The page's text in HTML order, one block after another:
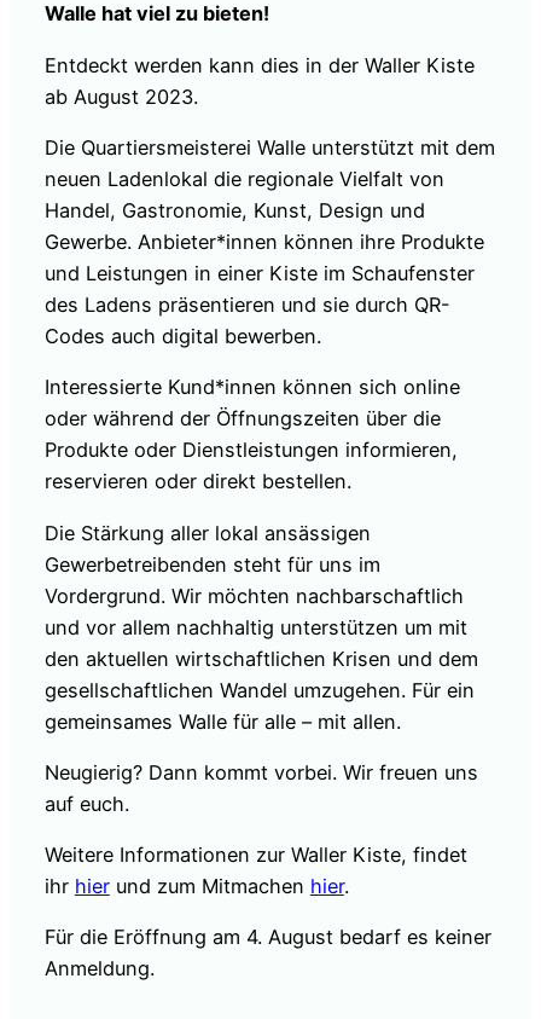
Walle hat viel zu bieten!
Entdeckt werden kann dies in der Waller Kiste
ab August 2023.
Die Quartiersmeisterei Walle unterstützt mit dem
neuen Ladenlokal dieregionale Vielfalt von
Handel, Gastronomie, Kunst, Design und
Gewerbe. Anbieter*innen können ihre Produkte
und Leistungen in einer Kisteim Schaufenster
des Ladens präsentieren und sie durch QR-
Codes auch digital bewerben.
Interessierte Kund*innen können sich online
oder während der Öffnungszeiten über die
Produkte oder Dienstleistungen informieren,
reservieren oderdirekt bestellen.
Die Stärkung aller lokal ansässigen
Gewerbetreibenden steht für uns im
Vordergrund. Wir möchten nachbarschaftlich
und vor allem nachhaltig unterstützen um mit
den aktuellen wirtschaftlichen Krisen und dem
gesellschaftlichen Wandel umzugehen. Für ein
gemeinsames Walle für alle– mit allen.
Neugierig? Dann kommt vorbei. Wir freuen uns
auf euch.
Weitere Informationen zur Waller Kiste, findet
ihr hierund zum Mitmachen hier.
Für die Eröffnung am 4. August bedarf es keiner
Anmeldung.